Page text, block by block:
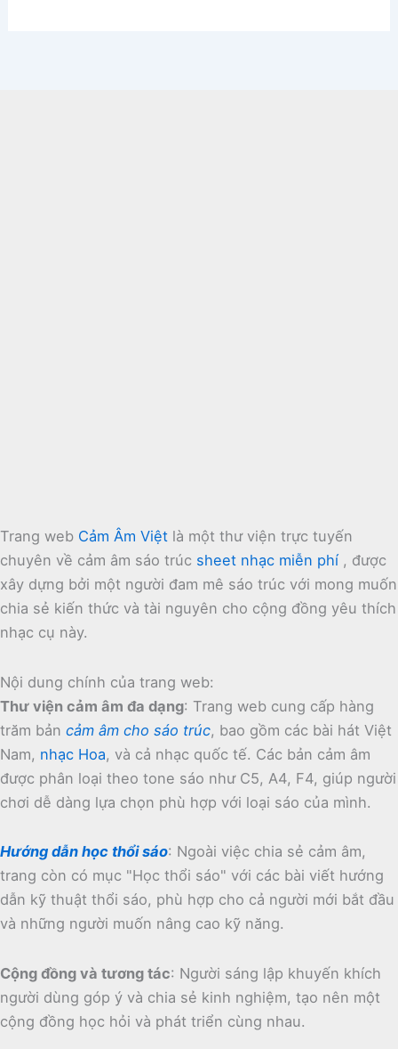
Trang web Cảm Âm Việt là một thư viện trực tuyến
chuyên về cảm âm sáo trúc sheet nhạc miễn phí , được
xây dựng bởi một người đam mê sáo trúc với mong muốn
chia sẻ kiến thức và tài nguyên cho cộng đồng yêu thích
nhạc cụ này.
Nội dung chính của trang web:
Thư viện cảm âm đa dạng: Trang web cung cấp hàng
trăm bản cảm âm cho sáo trúc, bao gồm các bài hát Việt
Nam, nhạc Hoa, và cả nhạc quốc tế. Các bản cảm âm
được phân loại theo tone sáo như C5, A4, F4, giúp người
chơi dễ dàng lựa chọn phù hợp với loại sáo của mình.
Hướng dẫn học thổi sáo: Ngoài việc chia sẻ cảm âm,
trang còn có mục "Học thổi sáo" với các bài viết hướng
dẫn kỹ thuật thổi sáo, phù hợp cho cả người mới bắt đầu
và những người muốn nâng cao kỹ năng.
Cộng đồng và tương tác: Người sáng lập khuyến khích
người dùng góp ý và chia sẻ kinh nghiệm, tạo nên một
cộng đồng học hỏi và phát triển cùng nhau.